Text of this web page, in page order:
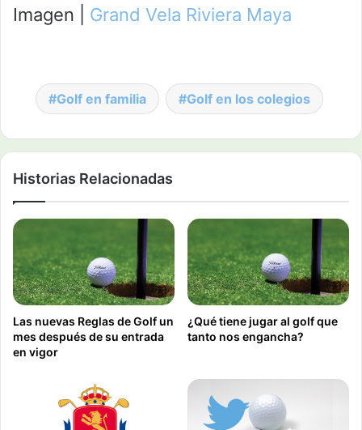
Imagen | Grand Vela Riviera Maya
Golf en familia Golf en los colegios
Historias Relacionadas
Las nuevas Reglas de Golf un
mes después de su entrada
en vigor
¿Qué tiene jugar al golf que
tanto nos engancha?